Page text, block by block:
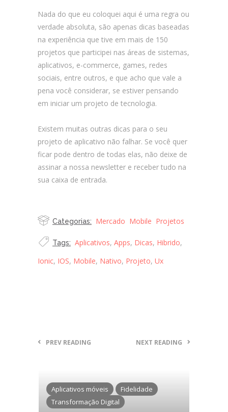
Nada do que eu coloquei aqui é uma regra ou
verdade absoluta, são apenas dicas baseadas
na experiência que tive em mais de 150
projetos que participei nas áreas de sistemas,
aplicativos, e-commerce, games, redes
sociais, entre outros, e que acho que vale a
pena você considerar, se estiver pensando
em iniciar um projeto de tecnologia.
Existem muitas outras dicas para o seu
projeto de aplicativo não falhar. Se você quer
ficar pode dentro de todas elas, não deixe de
assinar a nossa newsletter e receber tudo na
sua caixa de entrada.
Categorias: Mercado Mobile Projetos
Tags: Aplicativos, Apps, Dicas, Hibrido,
Ionic, IOS, Mobile, Nativo, Projeto, Ux
PREV READING NEXT READING
Aplicativos móveis
Fidelidade
Transformação Digital